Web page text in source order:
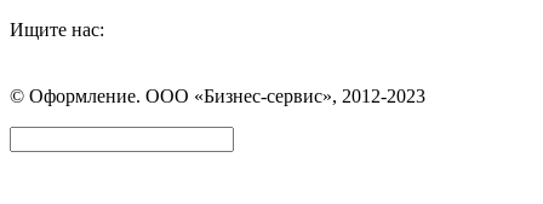
Ищите нас:
Вконтакте
открывается
в
новом
WhatsApp
открывается
в
новом
Telegram
открывается
в
новом
© Оформление. ООО «Бизнес-сервис», 2012-2023